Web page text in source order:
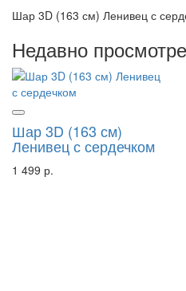
Шар 3D (163 см) Ленивец с
Недавно
Шар 3D (163 см)
Ленивец с сердечком
1 499 р.